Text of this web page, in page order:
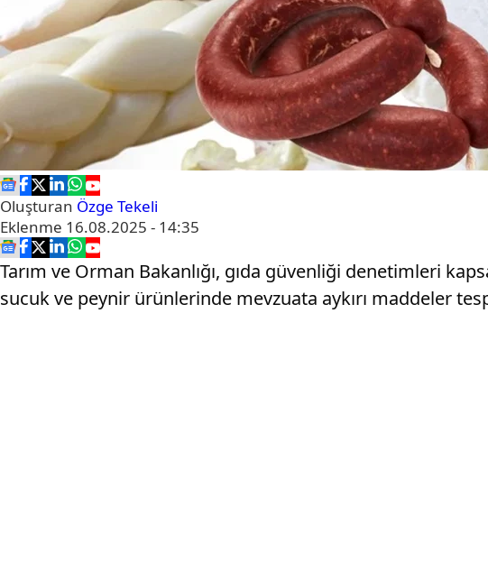
Oluşturan Özge Tekeli
Eklenme 16.08.2025 - 14:35
Tarım ve Orman Bakanlığı, gıda güvenliği denetimleri
sucuk ve peynir ürünlerinde mevzuata aykırı maddeler